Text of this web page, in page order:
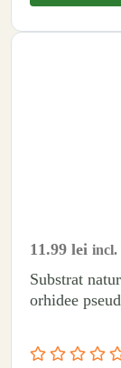
11.99 lei incl.
Substrat
orhidee